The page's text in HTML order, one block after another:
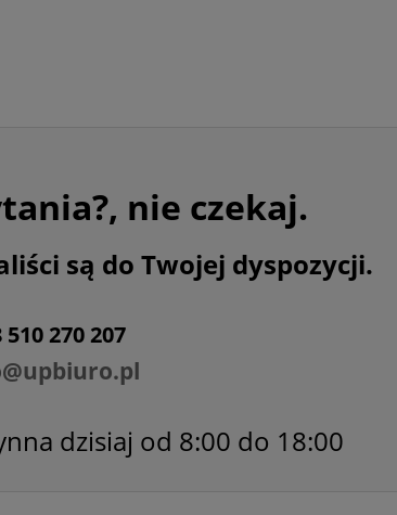
nie czekaj.
są do Twojej dyspozycji.
510 270 207
dzisiaj od 8:00 do 18:00